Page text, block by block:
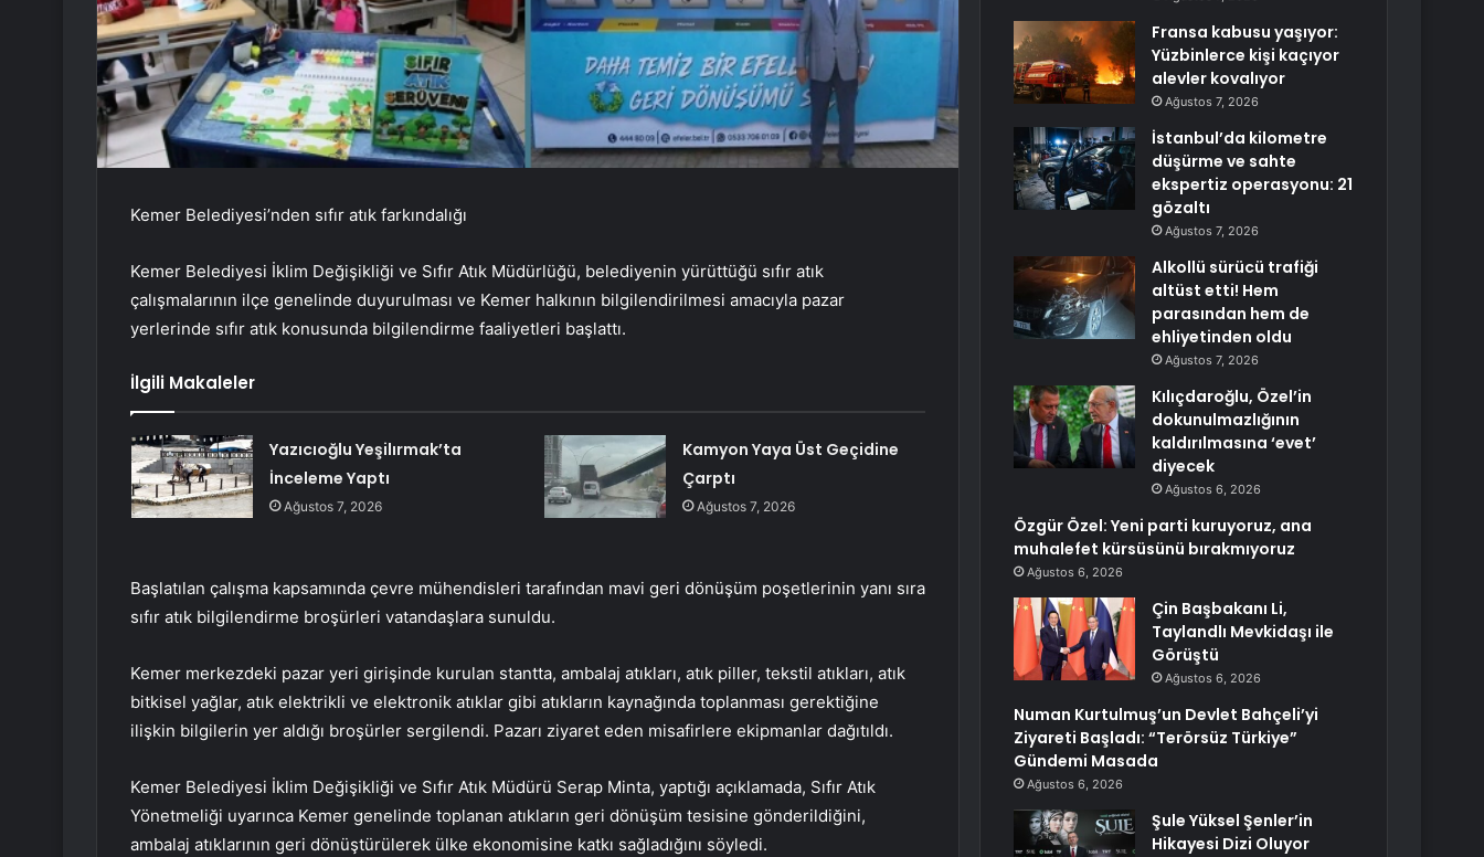
Kemer Belediyesi’nden sıfır atık farkındalığı
Kemer Belediyesi İklim Değişikliği ve Sıfır Atık Müdürlüğü, belediyenin yürüttüğü sıfır atık
çalışmalarının ilçe genelinde duyurulması ve Kemer halkının bilgilendirilmesi amacıyla pazar
yerlerinde sıfır atık konusunda bilgilendirme faaliyetleri başlattı.
İlgili Makaleler
Yazıcıoğlu Yeşilırmak’ta
İnceleme Yaptı
Ağustos 7, 2026
Kamyon Yaya Üst Geçidine
Çarptı
Ağustos 7, 2026
Başlatılan çalışma kapsamında çevre mühendisleri tarafından mavi geri dönüşüm poşetlerinin yanı sıra
sıfır atık bilgilendirme broşürleri vatandaşlara sunuldu.
Kemer merkezdeki pazar yeri girişinde kurulan stantta, ambalaj atıkları, atık piller, tekstil atıkları, atık
bitkisel yağlar, atık elektrikli ve elektronik atıklar gibi atıkların kaynağında toplanması gerektiğine
ilişkin bilgilerin yer aldığı broşürler sergilendi. Pazarı ziyaret eden misafirlere ekipmanlar dağıtıldı.
Kemer Belediyesi İklim Değişikliği ve Sıfır Atık Müdürü Serap Minta, yaptığı açıklamada, Sıfır Atık
Yönetmeliği uyarınca Kemer genelinde toplanan atıkların geri dönüşüm tesisine gönderildiğini,
ambalaj atıklarının geri dönüştürülerek ülke ekonomisine katkı sağladığını söyledi.
Fransa kabusu yaşıyor:
Yüzbinlerce kişi kaçıyor
alevler kovalıyor
Ağustos 7, 2026
İstanbul’da kilometre
düşürme ve sahte
ekspertiz operasyonu: 21
gözaltı
Ağustos 7, 2026
Alkollü sürücü trafiği
altüst etti! Hem
parasından hem de
ehliyetinden oldu
Ağustos 7, 2026
Kılıçdaroğlu, Özel’in
dokunulmazlığının
kaldırılmasına ‘evet’
diyecek
Ağustos 6, 2026
Özgür Özel: Yeni parti kuruyoruz, ana
muhalefet kürsüsünü bırakmıyoruz
Ağustos 6, 2026
Çin Başbakanı Li,
Taylandlı Mevkidaşı ile
Görüştü
Ağustos 6, 2026
Numan Kurtulmuş’un Devlet Bahçeli’yi
Ziyareti Başladı: “Terörsüz Türkiye”
Gündemi Masada
Ağustos 6, 2026
Şule Yüksel Şenler’in
Hikayesi Dizi Oluyor